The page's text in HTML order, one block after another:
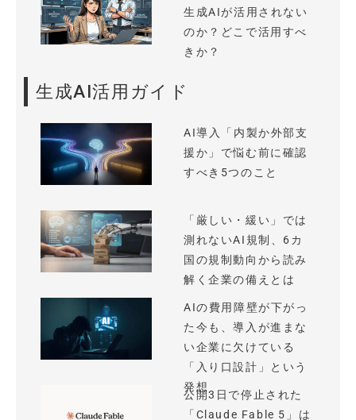
生成AIが活用されない
のか？どこで活用すべ
きか？
生成AI活用ガイド
AI導入「内製か外部支
援か」で悩む前に確認
すべき5つのこと
「厳しい・緩い」では
測れないAI規制、6カ
国の規制動向から読み
解く企業の備えとは
AIの費用障壁が下がっ
た今も、導入が進まな
い企業に欠けている
「入り口設計」という
発想
公開3日で停止された
「Claude Fable 5」は